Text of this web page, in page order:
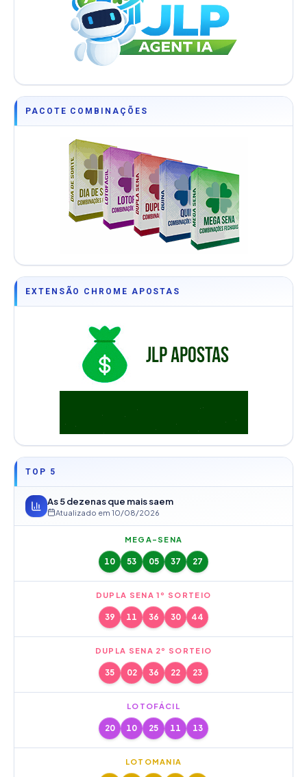
PACOTE COMBINAÇÕES
EXTENSÃO CHROME APOSTAS
TOP 5
As 5 dezenas que mais saem
Atualizado em 10/08/2026
MEGA-SENA
10 53 05 37 27
DUPLA SENA 1º SORTEIO
39 11 36 30 44
DUPLA SENA 2º SORTEIO
35 02 36 22 23
LOTOFÁCIL
20 10 25 11 13
LOTOMANIA